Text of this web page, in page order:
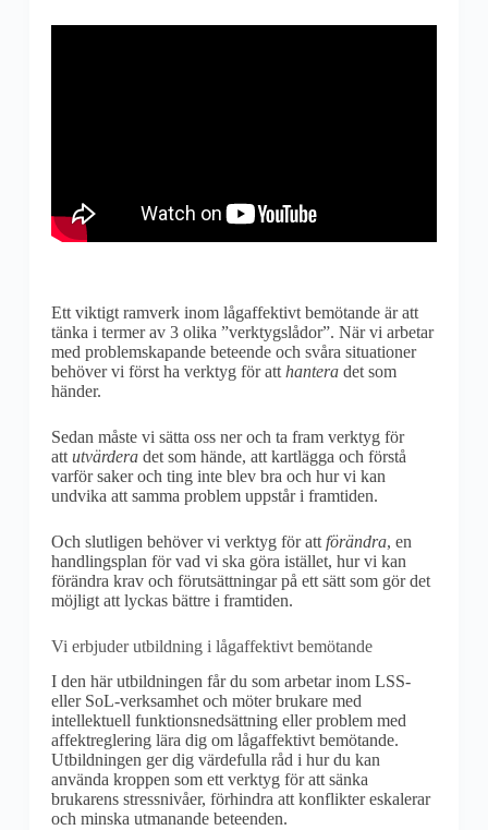
Ett viktigt ramverk inom lågaffektivt bemötande är att
tänka i termer av 3 olika ”verktygslådor”. När vi arbetar
med problemskapande beteende och svåra situationer
behöver vi först ha verktyg för att hanteradet som
händer.
Sedan måste vi sätta oss ner och ta fram verktyg för
att utvärderadet som hände, att kartlägga och förstå
varför saker och ting inte blev bra och hur vi kan
undvika att samma problem uppstår i framtiden.
Och slutligen behöver vi verktyg för att förändra, en
handlingsplan för vad vi ska göra istället, hur vi kan
förändra krav och förutsättningar på ett sätt som gör det
möjligt att lyckas bättre i framtiden.
Vi erbjuder utbildning i lågaffektivt bemötande
I den här utbildningen får du som arbetar inom LSS-
eller SoL-verksamhet och möter brukare med
intellektuell funktionsnedsättning eller problem med
affektreglering lära dig om lågaffektivt bemötande.
Utbildningen ger dig värdefulla råd i hur du kan
använda kroppen som ett verktyg för att sänka
brukarens stressnivåer, förhindra att konflikter eskalerar
och minska utmanande beteenden.